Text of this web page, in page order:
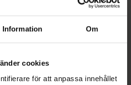
Information Om
cookies
för att anpassa innehållet
kr
141,05 kr
ditt recept